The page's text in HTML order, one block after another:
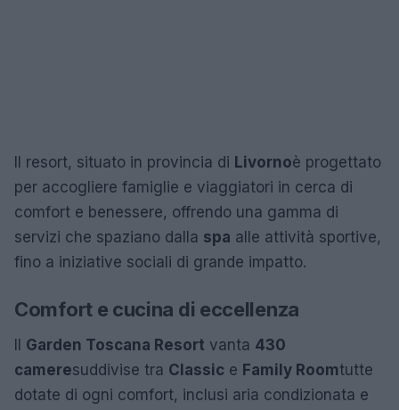
Il resort, situato in provincia di Livornoè progettato
per accogliere famiglie e viaggiatori in cerca di
comfort e benessere, offrendo una gamma di
servizi che spaziano dalla spa alle attività sportive,
fino a iniziative sociali di grande impatto.
Comfort e cucina di eccellenza
Garden Toscana Resort vanta 430
cameresuddivise tra Classic e Family Roomtutte
dotate di ogni comfort, inclusi aria condizionata e